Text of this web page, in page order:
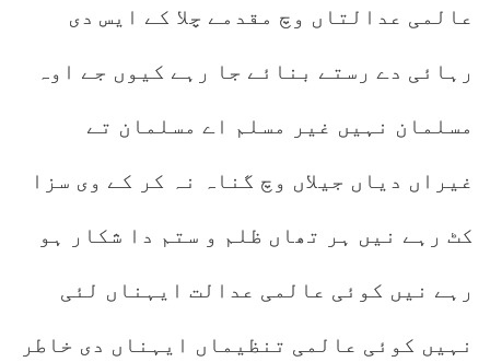
عالمی عدالتاں وچ مقدمے چلا کے ایس دی
رہائی دے رستے بنائے جا رہے کیوں جے اوہ
مسلمان نہیں غیر مسلم اے مسلمان تے
غیراں دیاں جیلاں وچ گناہ نہ کر کے وی سزا
کٹ رہے نیں ہر تھاں ظلم و ستم دا شکار ہو
رہے نیں کوئی عالمی عدالت ایہناں لئی
نہیں کوئی عالمی تنظیماں ایہناں دی خاطر